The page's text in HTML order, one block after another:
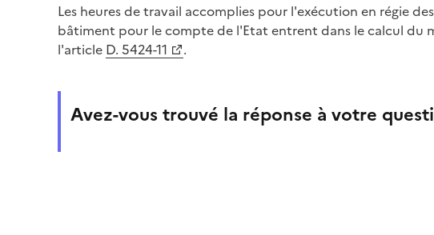
Les heures de travail accomplies pour l'exécution en régie
bâtiment pour le compte de l'Etat entrent dans le calcul du
l'article D. 5424-11 .
Avez-vous trouvé la réponse à votre